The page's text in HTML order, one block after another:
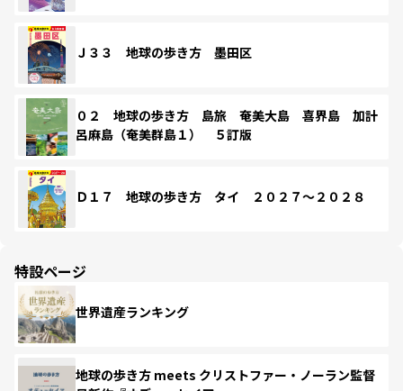
Ｊ３３ 地球の歩き方 墨田区
０２ 地球の歩き方 島旅 奄美大島 喜界島 加計
呂麻島（奄美群島１） ５訂版
Ｄ１７ 地球の歩き方 タイ ２０２７～２０２８
特設ページ
世界遺産ランキング
地球の歩き方 meets クリストファー・ノーラン監督